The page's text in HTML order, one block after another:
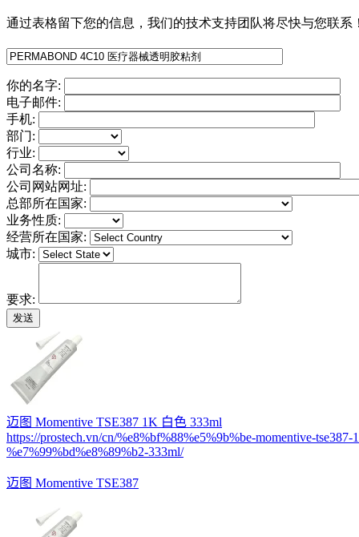
通过表格留下您的信息，我们的技术支持团队将尽快与您联系
你的名字:
电子邮件:
手机:
部门:
行业:
公司名称:
公司网站网址:
总部所在国家:
业务性质:
经营所在国家:
城市:
要求:
迈图 Momentive TSE387 1K 白色 333ml
https://prostech.vn/cn/%e8%bf%88%e5%9b%be-momentive-tse387-
%e7%99%bd%e8%89%b2-333ml/
迈图 Momentive TSE387